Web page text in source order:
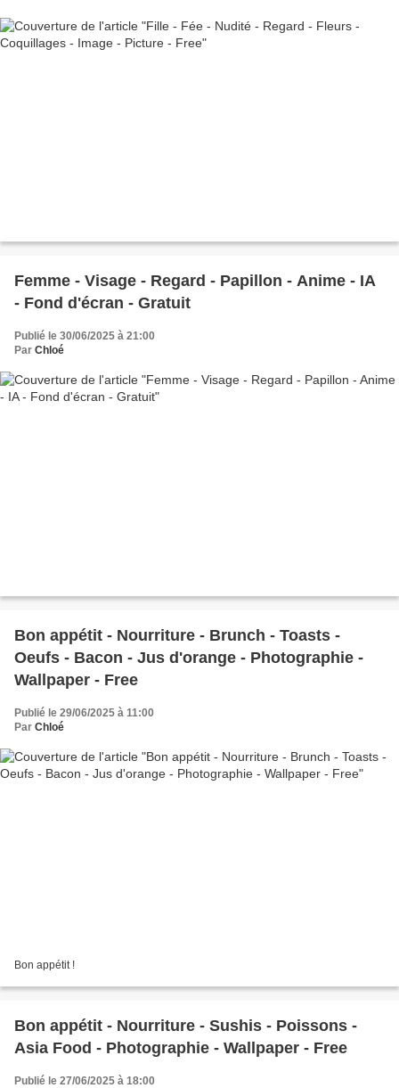
Femme - Visage - Regard - Papillon - Anime - IA
- Fond d'écran - Gratuit
Publié le 30/06/2025 à 21:00
Par Chloé
Bon appétit - Nourriture - Brunch - Toasts -
Oeufs - Bacon - Jus d'orange - Photographie -
Wallpaper - Free
Publié le 29/06/2025 à 11:00
Par Chloé
Bon appétit !
Bon appétit - Nourriture - Sushis - Poissons -
Asia Food - Photographie - Wallpaper - Free
Publié le 27/06/2025 à 18:00